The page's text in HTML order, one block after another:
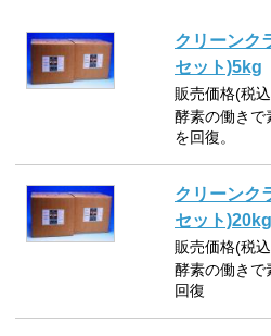
クリーンク
セット)5kg
販売価格(税
酵素の働きで
を回復。
クリーンク
セット)20kg
販売価格(税
酵素の働きで
回復